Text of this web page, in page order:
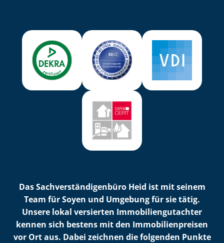
Das Sach­ver­stän­di­gen­bü­ro Heid ist mit seinem
Team für Soyen und Umgebung für sie tätig.
Unsere lokal versierten Im­mo­bi­li­en­gut­ach­ter
kennen sich bestens mit den Im­mo­bi­li­en­prei­sen
vor Ort aus. Dabei zeichnen die folgenden Punkte